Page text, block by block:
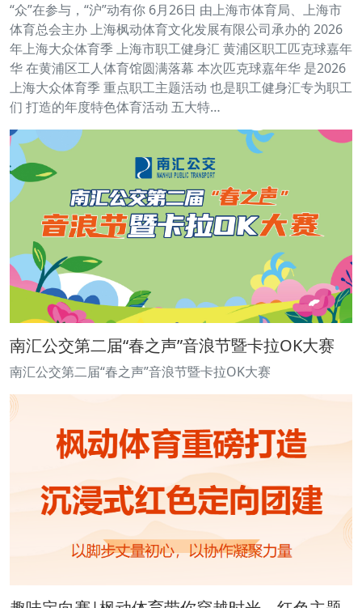
“众”在参与，“沪”动有你 6月26日 由上海市体育局、上海市
体育总会主办 上海枫动体育文化发展有限公司承办的 2026
年上海大众体育季 上海市职工健身汇 黄浦区职工匹克球嘉年
华 在黄浦区工人体育馆圆满落幕 本次匹克球嘉年华 是2026
上海大众体育季 重点职工主题活动 也是职工健身汇专为职工
们 打造的年度特色体育活动 五大特…
南汇公交第二届“春之声”音浪节暨卡拉OK大赛
南汇公交第二届“春之声”音浪节暨卡拉OK大赛